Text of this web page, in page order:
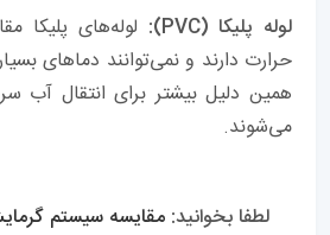
لوله پلیکا (PVC):
لوله‌های پلیکا
حرارت دارند و نمی‌توانند دماهای
همین دلیل بیشتر برای انتقال آب
می‌شوند.
لطفا بخوانید: مقایسه سیستم